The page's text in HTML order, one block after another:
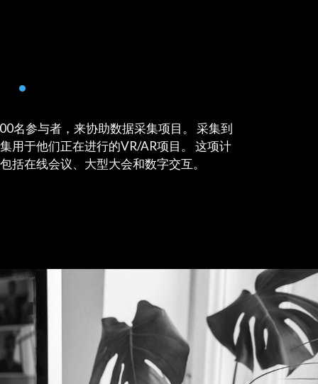
名参与者，来协助数据采集项目。 采集到
用于他们正在进行的VR/AR项目。 这项计
在线会议、大型大会和数字交互。